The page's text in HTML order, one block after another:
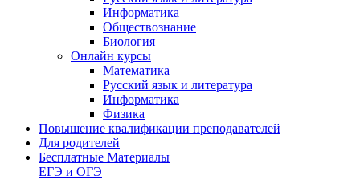
Информатика
Обществознание
Биология
Онлайн курсы
Математика
Русский язык и литература
Информатика
Физика
Повышение квалификации преподавателей
Для родителей
Бесплатные Материалы
ЕГЭ и ОГЭ